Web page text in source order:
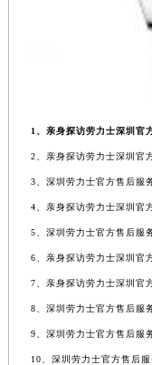
1、亲身探访劳力士深圳官
2、亲身探访劳力士深圳官
3、深圳劳力士官方售后服
4、亲身探访劳力士深圳官
5、深圳劳力士官方售后服
6、亲身探访劳力士深圳官
7、亲身探访劳力士深圳官
8、深圳劳力士官方售后服
9、深圳劳力士官方售后服
10、深圳劳力士官方售后